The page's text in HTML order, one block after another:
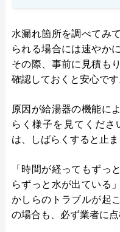
水漏れ箇所を調べてみ
られる場合には速やか
その際、事前に見積も
確認しておくと安心です
原因が給湯器の機能に
らく様子を見てくだ
は、しばらくすると止ま
「時間が経ってもずっ
らずっと水が出ている
かしらのトラブルが起
の場合も、必ず業者に点